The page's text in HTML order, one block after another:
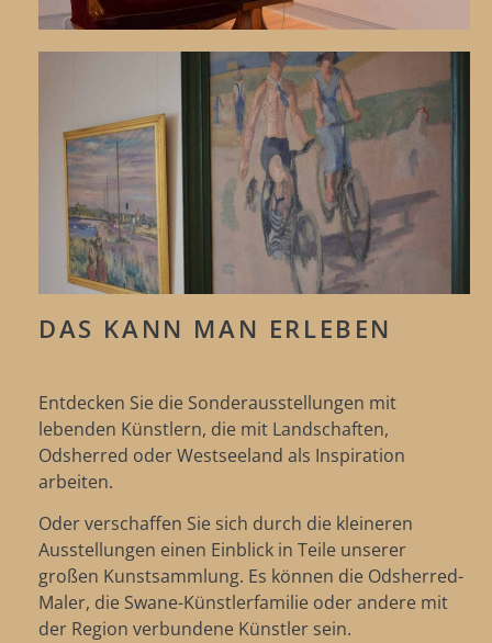
DAS KANN MAN ERLEBEN
Entdecken Sie die Sonderausstellungen mit
lebenden Künstlern, die mit Landschaften,
Odsherred oder Westseeland als Inspiration
arbeiten.
Oder verschaffen Sie sich durch die kleineren
Ausstellungen einen Einblick in Teile unserer
großen Kunstsammlung. Es können die Odsherred-
Maler, die Swane-Künstlerfamilie oder andere mit
der Region verbundene Künstler sein.